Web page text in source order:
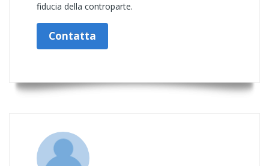
fiducia della controparte.
Contatta